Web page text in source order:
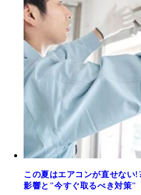
この夏はエアコンが直せな
影響と"今すぐ取るべき対策"